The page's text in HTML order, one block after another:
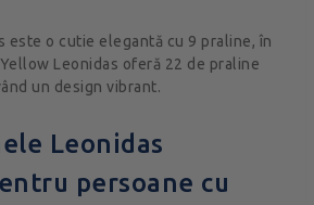
este o cutie elegantă cu 9 praline, în
Leonidas oferă 22 de praline
un design vibrant.
Leonidas
persoane cu